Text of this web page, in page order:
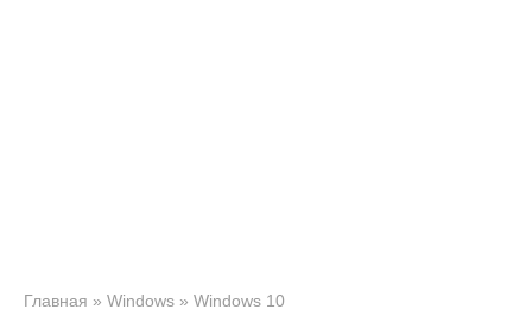
Главная » Windows » Windows 10